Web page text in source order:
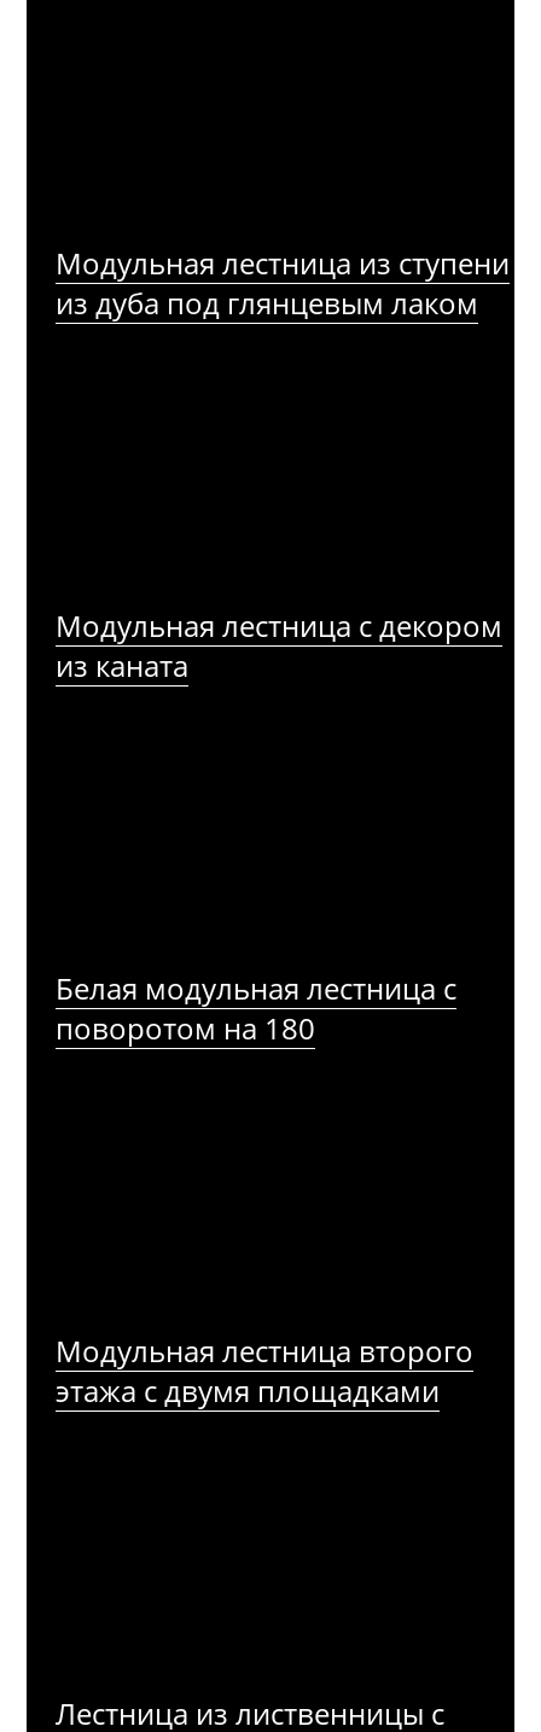
Модульная лестница из ступени
из дуба под глянцевым лаком
Модульная лестница с декором
из каната
Белая модульная лестница с
поворотом на 180
Модульная лестница второго
этажа с двумя площадками
Лестница из лиственницы с